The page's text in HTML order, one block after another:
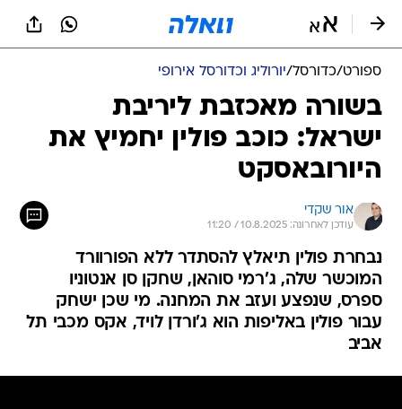
ספורט/כדורסל/יורוליג וכדורסל אירופי
בשורה מאכזבת ליריבת
ישראל: כוכב פולין יחמיץ את
היורובאסקט
אור שקדי
עודכן לאחרונה: 10.8.2025 / 11:20
נבחרת פולין תיאלץ להסתדר ללא הפורוורד
המוכשר שלה, ג'רמי סוהאן, שחקן סן אנטוניו
ספרס, שנפצע ועזב את המחנה. מי שכן ישחק
עבור פולין באליפות הוא ג'ורדן לויד, אקס מכבי תל
אביב